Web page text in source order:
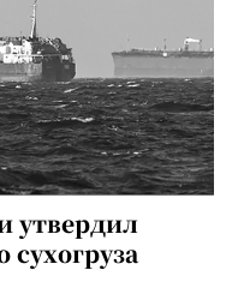
утвердил
сухогруза